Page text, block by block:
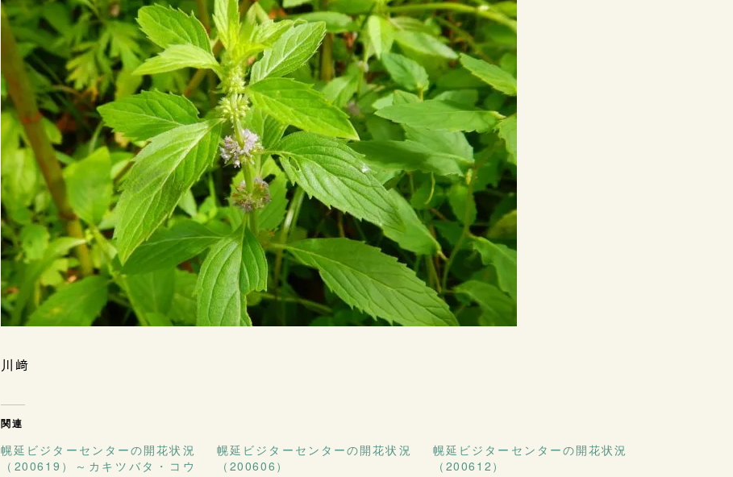
川﨑
関連
幌延ビジターセンターの開花状況
（200619）～カキツバタ・コウ
幌延ビジターセンターの開花状況
（200606）
幌延ビジターセンターの開花状況
（200612）